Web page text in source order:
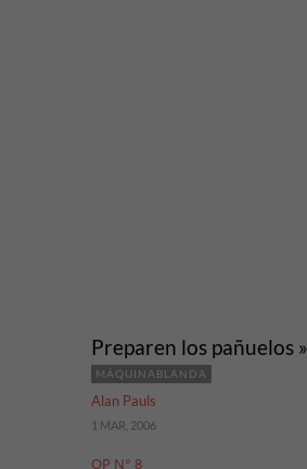
Preparen los pañuelos »
MÁQUINABLANDA
Alan Pauls
1 MAR, 2006
OP N° 8